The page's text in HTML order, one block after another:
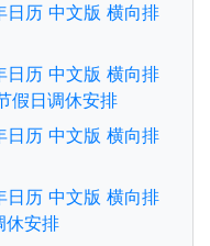
历 中文版 横向排
历 中文版 横向排
假日调休安排
历 中文版 横向排
历 中文版 横向排
休安排